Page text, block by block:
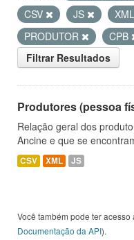
CSV
JS XML
PRODUTOR
CPB
Filtrar Resultados
Produtores (pessoa
Relação geral dos
Ancine e que se
CSV XML JS
Você também pode ter
Documentação da API).